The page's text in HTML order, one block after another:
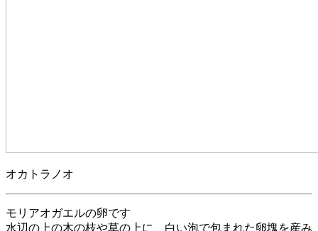
オカトラノオ
モリアオガエルの卵です
水辺の上の木の枝や草の上に、白い泡で包まれた卵塊を産み